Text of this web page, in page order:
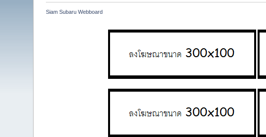
Siam Subaru Webboard